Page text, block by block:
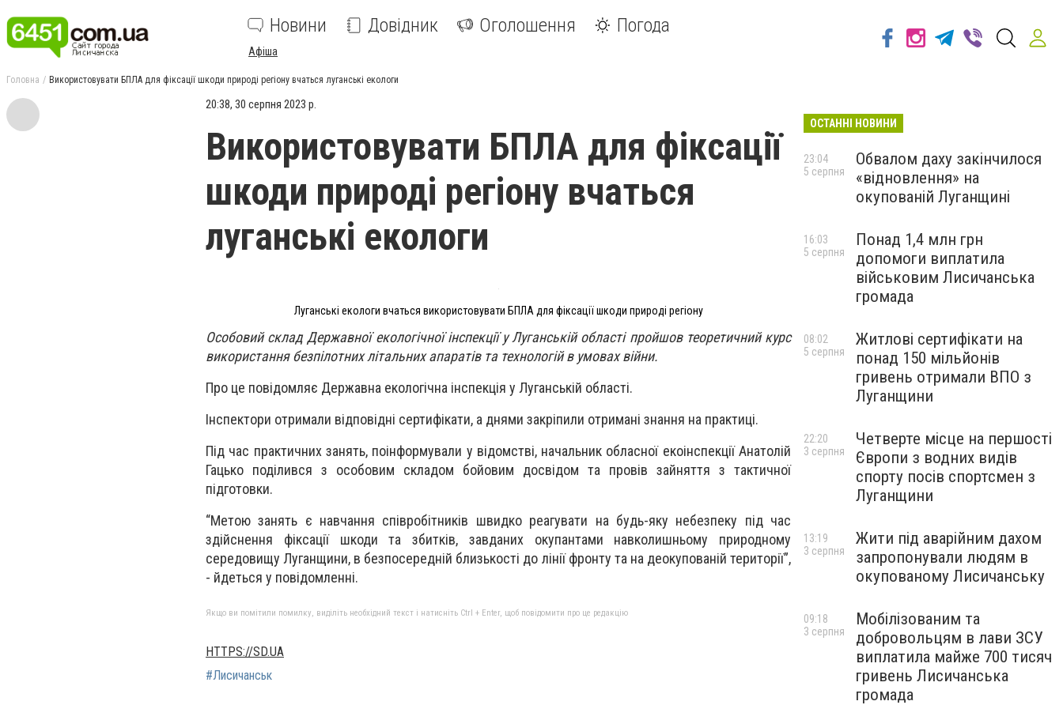
Новини Довідник Оголошення Погода
Афіша
Головна Використовувати БПЛА для фіксації шкоди природі регіону вчаться луганські екологи
20:38, 30 серпня 2023 р.
Використовувати БПЛА для фіксації
шкоди природі регіону вчаться
луганські екологи
Луганські екологи вчаться використовувати БПЛА для фіксації шкоди природі регіону
Особовий склад Державної екологічної інспекції у Луганській області пройшов теоретичний курс
використання безпілотних літальних апаратів та технологій в умовах війни.
Про це повідомляє Державна екологічна інспекція у Луганській області.
Інспектори отримали відповідні сертифікати, а днями закріпили отримані знання на практиці.
Під час практичних занять, поінформували у відомстві, начальник обласної екоінспекції Анатолій
Гацько поділився з особовим складом бойовим досвідом та провів зайняття з тактичної
підготовки.
“Метою занять є навчання співробітників швидко реагувати на будь-яку небезпеку під час
здійснення фіксації шкоди та збитків, завданих окупантами навколишньому природному
середовищу Луганщини, в безпосередній близькості до лінії фронту та на деокупованій території”,
- йдеться у повідомленні.
Якщо ви помітили помилку, виділіть необхідний текст і натисніть Ctrl + Enter, щоб повідомити про це редакцію
HTTPS://SD.UA
#Лисичанськ
ОСТАННІ НОВИНИ
Обвалом даху закінчилося
«відновлення» на
окупованій Луганщині
23:04
5 серпня
Понад 1,4 млн грн
допомоги виплатила
військовим Лисичанська
громада
16:03
5 серпня
Житлові сертифікати на
понад 150 мільйонів
гривень отримали ВПО з
Луганщини
08:02
5 серпня
Четверте місце на першості
Європи з водних видів
спорту посів спортсмен з
Луганщини
22:20
3 серпня
Жити під аварійним дахом
запропонували людям в
окупованому Лисичанську
13:19
3 серпня
Мобілізованим та
добровольцям в лави ЗСУ
виплатила майже 700 тисяч
гривень Лисичанська
громада
09:18
3 серпня